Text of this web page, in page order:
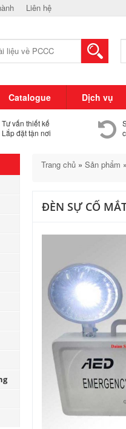
Liên hệ
Catalogue Dịch vụ
Tư vấn thiết kế
Lắp đặt tận nơi
Trang chủ» Sản phẩm »
ĐÈN SỰ CỐ